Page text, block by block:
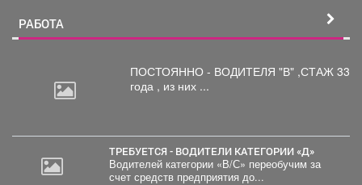
РАБОТА
ПОСТОЯННО - ВОДИТЕЛЯ "В" ,СТАЖ 33
года , из них ...
ТРЕБУЕТСЯ - ВОДИТЕЛИ КАТЕГОРИИ «Д»
Водителей категории «В/С» переобучим за
счет средств предприятия до...